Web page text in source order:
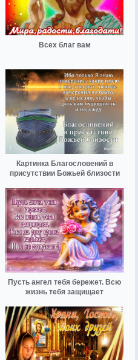
Всех благ вам
Картинка Благословений в
присутствии Божьей близости
Пусть ангел тебя бережет. Всю
жизнь тебя защищает